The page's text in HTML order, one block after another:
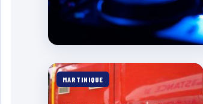
MARTINIQUE